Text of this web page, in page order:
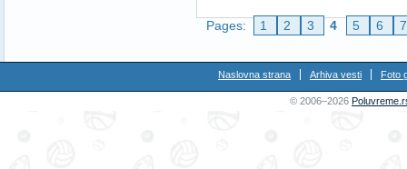
Pages: 1 2 3 4 5 6
Naslovna strana Arhiva vesti Foto
© 2006–2026